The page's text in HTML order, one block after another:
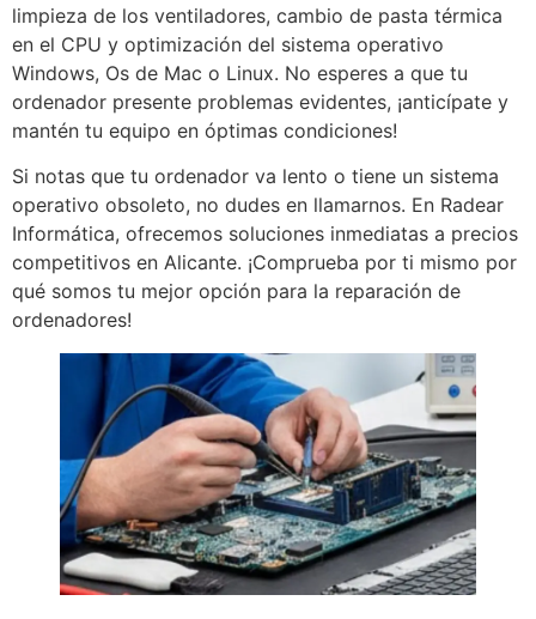
limpieza de los ventiladores, cambio de pasta térmica
en el CPU y optimización del sistema operativo
Windows, Os de Mac o Linux. No esperes a que tu
ordenador presente problemas evidentes, ¡anticípate y
mantén tu equipo en óptimas condiciones!
Si notas que tu ordenador va lento o tiene un sistema
operativo obsoleto, no dudes en llamarnos. En Radear
Informática, ofrecemos soluciones inmediatas a precios
competitivos en Alicante. ¡Comprueba por ti mismo por
qué somos tu mejor opción para la reparación de
ordenadores!